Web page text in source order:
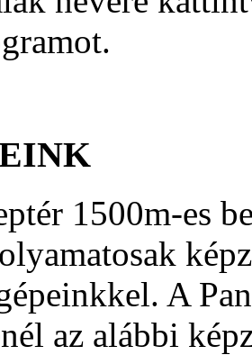
1500m-es
A
az alábbi